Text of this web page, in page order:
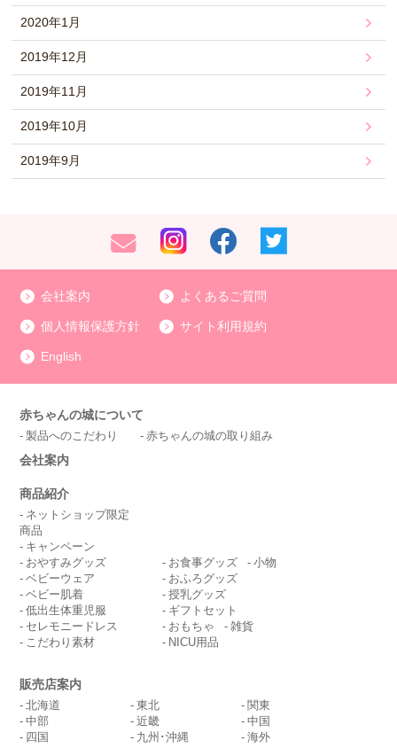
2020年1月
2019年12月
2019年11月
2019年10月
2019年9月
会社案内 よくあるご質問
個人情報保護方針 サイト利用規約
English
赤ちゃんの城について
製品へのこだわり 赤ちゃんの城の取り組み
会社案内
商品紹介
ネットショップ限定
商品
キャンペーン
おやすみグッズ
ベビーウェア
ベビー肌着
低出生体重児服
セレモニードレス
こだわり素材
お食事グッズ
小物
おふろグッズ
授乳グッズ
ギフトセット
おもちゃ
雑貨
NICU用品
販売店案内
北海道 東北
関東
中部
近畿
中国
四国
九州･沖縄 海外